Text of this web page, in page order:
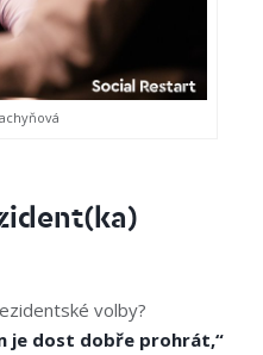
volby?
je dost dobře prohrát,“